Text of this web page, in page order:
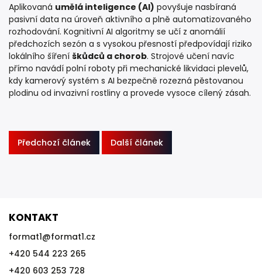
Aplikovaná umělá inteligence (AI) povyšuje nasbíraná
pasivní data na úroveň aktivního a plně automatizovaného
rozhodování. Kognitivní AI algoritmy se učí z anomálií
předchozích sezón a s vysokou přesností předpovídají riziko
lokálního šíření škůdců a chorob. Strojové učení navíc
přímo navádí polní roboty při mechanické likvidaci plevelů,
kdy kamerový systém s AI bezpečně rozezná pěstovanou
plodinu od invazivní rostliny a provede vysoce cílený zásah.
Předchozí článek Další článek
KONTAKT
format1@format1.cz
+420 544 223 265
+420 603 253 728